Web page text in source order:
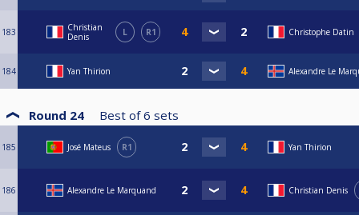
183
Christian
Denis
L R1 Christophe Datin
184 Yan Thirion Alexandre Le
Round 24 Best of6 sets
185 José Mateus R1 Yan Thirion
186 Alexandre Le Marquand Christian Denis